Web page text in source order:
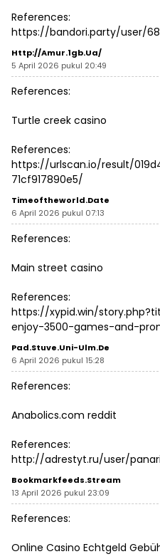
References:
https://bandori.party/user/
Http://amur.1gb.ua/
5 April 2026 pukul 20:49
References:
Turtle creek casino
References:
https://urlscan.io/result/
71cf917890e5/
Timeoftheworld.date
6 April 2026 pukul 07:13
References:
Main street casino
References:
https://xypid.win/
enjoy-3500-games-and-
Pad.stuve.uni-Ulm.de
6 April 2026 pukul 15:28
References:
Anabolics.com reddit
References:
http://adrestyt.ru/user/
Bookmarkfeeds.stream
13 April 2026 pukul 23:09
References:
Online Casino Echtgeld